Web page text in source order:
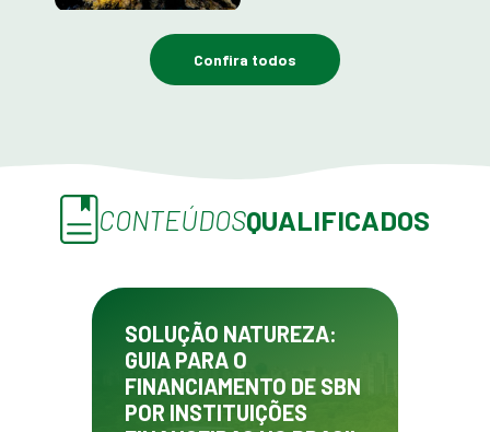
Confira todos
CONTEÚDOSQUALIFICADOS
SOLUÇÃO NATUREZA:
GUIA PARA O
FINANCIAMENTO DE SBN
POR INSTITUIÇÕES